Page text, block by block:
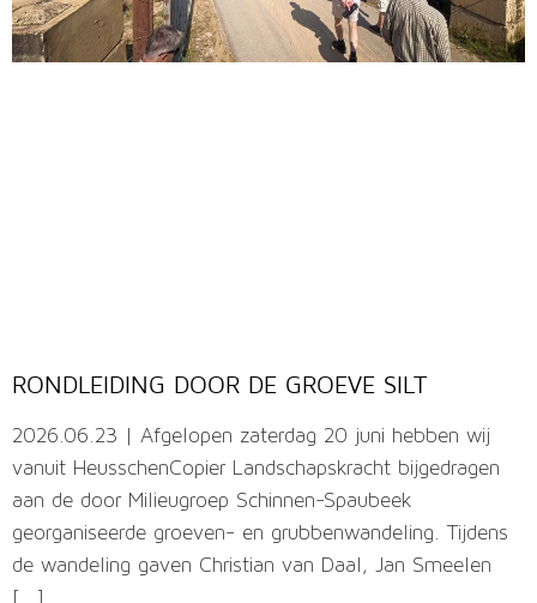
RONDLEIDING DOOR DE GROEVE SILT
2026.06.23 | Afgelopen zaterdag 20 juni hebben wij
vanuit HeusschenCopier Landschapskracht bijgedragen
aan de door Milieugroep Schinnen-Spaubeek
georganiseerde groeven- en grubbenwandeling. Tijdens
de wandeling gaven Christian van Daal, Jan Smeelen